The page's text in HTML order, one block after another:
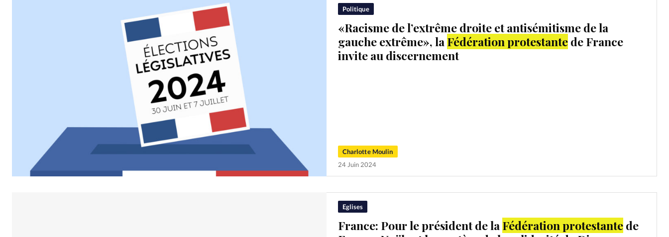
Politique
«Racisme de l’extrême droite et antisémitisme de la
gauche extrême», laFédération protestantede France
invite au discernement
Charlotte Moulin
24 Juin 2024
Eglises
France: Pour le président de la Fédération protestantede